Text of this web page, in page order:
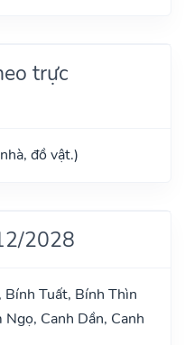
trực
đồ vật.)
2028
Bính Tuất, Bính Thìn
Canh Dần, Canh